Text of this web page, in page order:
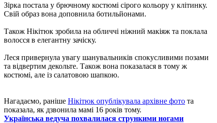
Зірка постала у брючному костюмі сірого кольору у клітинку.
Свій образ вона доповнила ботильйонами.
Також Нікітюк зробила на обличчі ніжний макіяж та поклала
волосся в елегантну зачіску.
Леся привернула увагу шанувальників спокусливими позами
та відвертим декольте. Також вона показалася в тому ж
костюмі, але із салатовою шапкою.
Нагадаємо, раніше Нікітюк опублікувала архівне фото та
показала, як дзвонила мамі 16 років тому.
Українська ведуча похвалилася стрункими ногами